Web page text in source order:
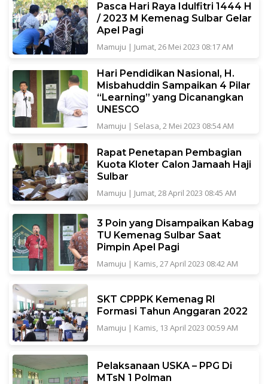
Pasca Hari Raya Idulfitri 1444 H
/ 2023 M Kemenag Sulbar Gelar
Apel Pagi
Mamuju | Jumat, 26 Mei 2023 08:17 AM
Hari Pendidikan Nasional, H.
Misbahuddin Sampaikan 4 Pilar
“Learning” yang Dicanangkan
UNESCO
Mamuju | Selasa, 2 Mei 2023 08:54 AM
Rapat Penetapan Pembagian
Kuota Kloter Calon Jamaah Haji
Sulbar
Mamuju | Jumat, 28 April 2023 08:45 AM
3 Poin yang Disampaikan Kabag
TU Kemenag Sulbar Saat
Pimpin Apel Pagi
Mamuju | Kamis, 27 April 2023 08:42 AM
SKT CPPPK Kemenag RI
Formasi Tahun Anggaran 2022
Mamuju | Kamis, 13 April 2023 00:59 AM
Pelaksanaan USKA – PPG Di
MTsN 1 Polman